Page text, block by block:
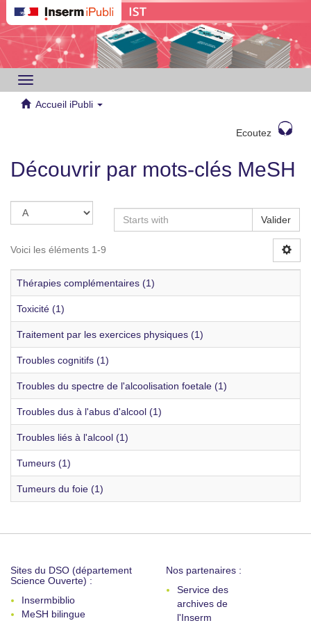
Toggle
navigation
Accueil iPubli
Ecoutez
Découvrir par mots-clés MeSH
Valider
Voici les éléments 1-9
Thérapies complémentaires (1)
Toxicité (1)
Traitement par les exercices physiques (1)
Troubles cognitifs (1)
Troubles du spectre de l'alcoolisation foetale (1)
Troubles dus à l'abus d'alcool (1)
Troubles liés à l'alcool (1)
Tumeurs (1)
Tumeurs du foie (1)
Sites du DSO (département
Science Ouverte) :
Insermbiblio
MeSH bilingue
Nos partenaires :
Service des
archives de
l'Inserm